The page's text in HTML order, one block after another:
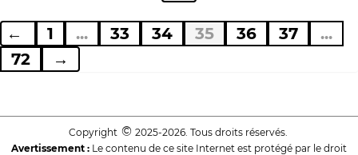
← 1 ... 33 34 35 36 37
...
72
→
Copyright © 2025-2026. Tous droits réservés.
Avertissement : Le contenu de ce site Internet est protégé par le droit